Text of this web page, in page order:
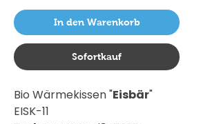
In den Warenkorb
Sofortkauf
Bio Wärmekissen "Eisbär"
EISK-11